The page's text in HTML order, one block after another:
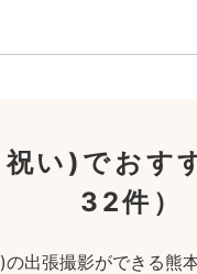
い)でおす
32件）
出張撮影ができる熊